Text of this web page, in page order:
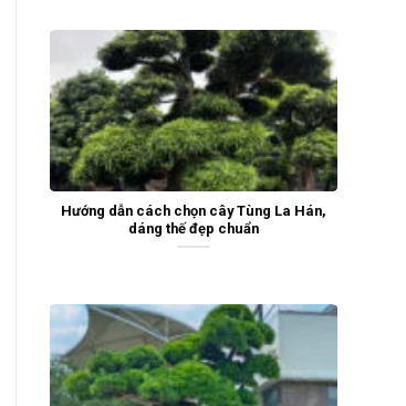
Hướng dẫn cách chọn cây Tùng La Hán,
dáng thế đẹp chuẩn